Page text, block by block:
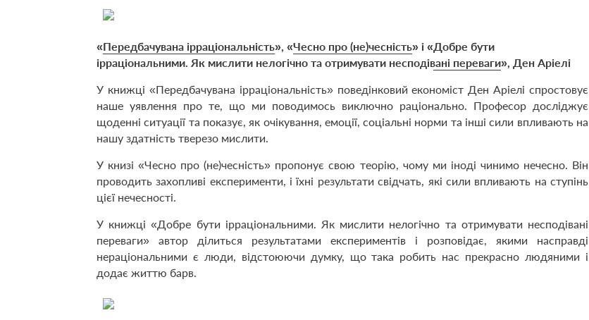
«Передбачувана ірраціональність», «Чесно про (не)чесність» і «Добре бути
ірраціональними. Як мислити нелогічно та отримувати несподівані переваги», Ден Аріелі
У книжці «Передбачувана ірраціональність» поведінковий економіст Ден Аріелі спростовує
наше уявлення про те, що ми поводимось виключно раціонально. Професор досліджує
щоденні ситуації та показує, як очікування, емоції, соціальні норми та інші сили впливають на
нашу здатність тверезо мислити.
У книзі «Чесно про (не)чесність» пропонує свою теорію, чому ми іноді чинимо нечесно. Він
проводить захопливі експерименти, і їхні результати свідчать, які сили впливають на ступінь
цієї нечесності.
У книжці «Добре бути ірраціональними. Як мислити нелогічно та отримувати несподівані
переваги» автор ділиться результатами експериментів і розповідає, якими насправді
нераціональними є люди, відстоюючи думку, що така робить нас прекрасно людяними і
додає життю барв.